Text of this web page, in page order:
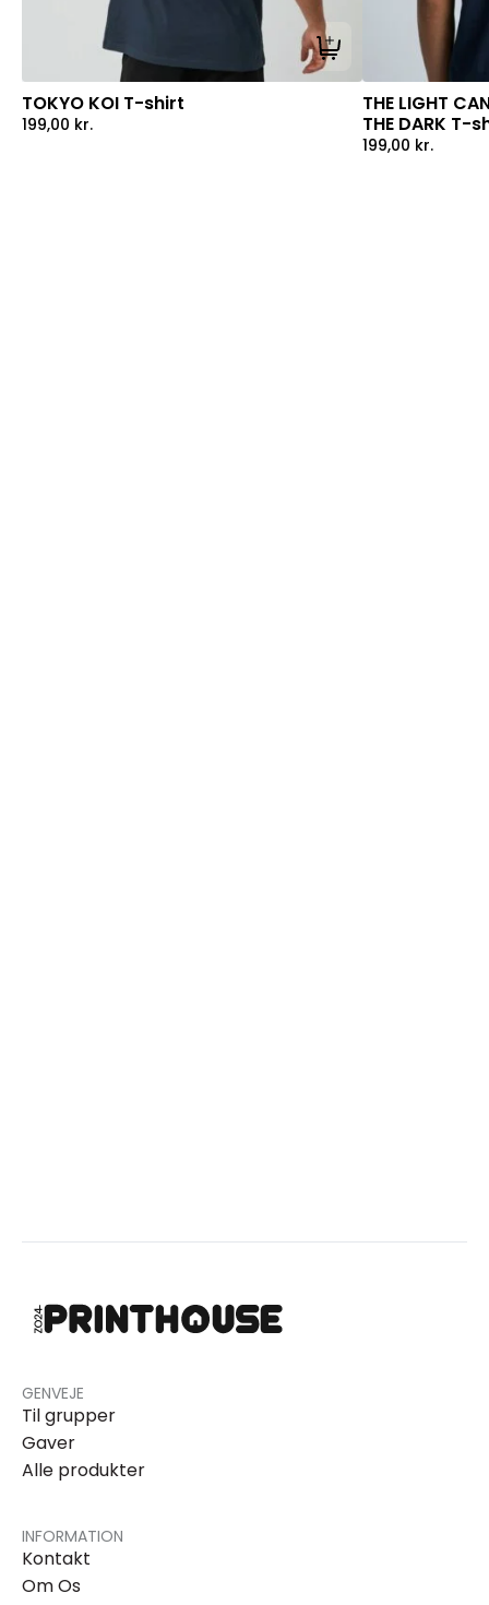
Tilføj til kurv
TOKYO KOI T-shirt
199,00 kr.
THE LIGHT
THE DARK T-
199,00 kr.
GENVEJE
Til grupper
Gaver
Alle produkter
INFORMATION
Kontakt
Om Os